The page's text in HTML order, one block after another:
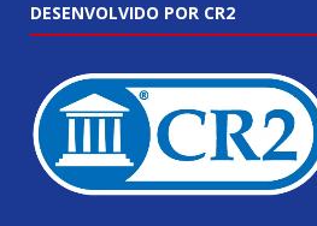
DESENVOLVIDO POR CR2